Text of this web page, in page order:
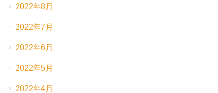
2022年8月
2022年7月
2022年6月
2022年5月
2022年4月